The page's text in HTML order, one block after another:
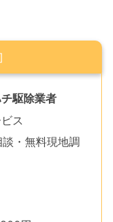
駆除業者
ス
・無料現地調